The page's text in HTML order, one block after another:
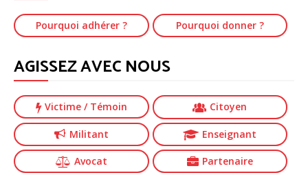
Pourquoi adhérer ? Pourquoi donner ?
AGISSEZ AVEC NOUS
Victime / Témoin Citoyen
Militant Enseignant
Avocat Partenaire